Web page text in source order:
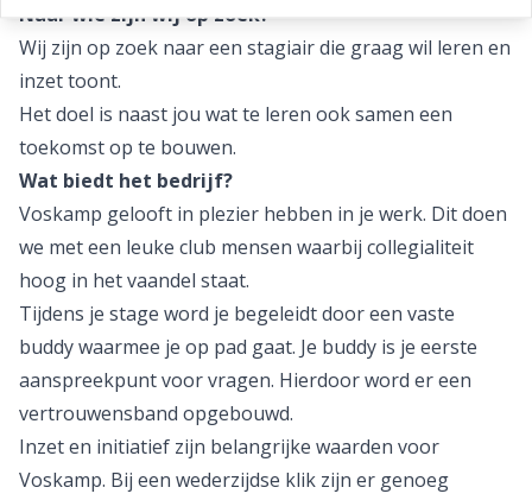
Naar wie zijn wij op zoek?
Wij zijn op zoek naar een stagiair die graag wil leren en
inzet toont.
Het doel is naast jou wat te leren ook samen een
toekomst op te bouwen.
Wat biedt het bedrijf?
Voskamp gelooft in plezier hebben in je werk. Dit doen
we met een leuke club mensen waarbij collegialiteit
hoog in het vaandel staat.
Tijdens je stage word je begeleidt door een vaste
buddy waarmee je op pad gaat. Je buddy is je eerste
aanspreekpunt voor vragen. Hierdoor word er een
vertrouwensband opgebouwd.
Inzet en initiatief zijn belangrijke waarden voor
Voskamp. Bij een wederzijdse klik zijn er genoeg